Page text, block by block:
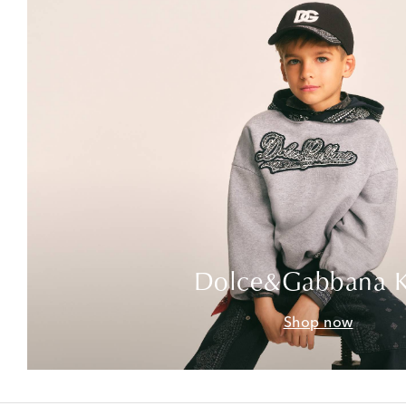
Dolce&Gabbana
Shop now